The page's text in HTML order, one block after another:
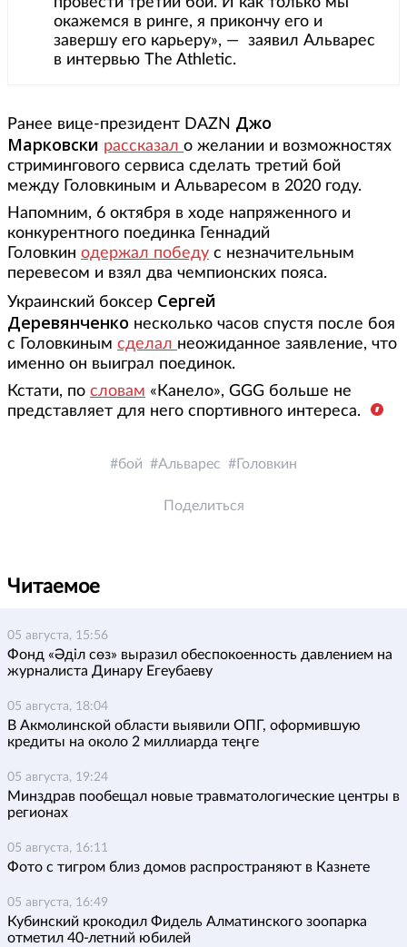
окажемся в ринге, я прикончу его и
завершу его карьеру», — заявил Альварес
в интервью The Athletic.
Ранее вице-президент DAZN Джо
Марковски рассказал о желании и возможностях
стримингового сервиса сделать третий бой
между Головкиным и Альваресом в 2020 году.
Напомним, 6 октября в ходе напряженного и
конкурентного поединка Геннадий
Головкин одержал победу с незначительным
перевесом и взял два чемпионских пояса.
Украинский боксер Сергей
Деревянченко несколько часов спустя после боя
с Головкиным сделал неожиданное заявление, что
именно он выиграл поединок.
Кстати, по словам «Канело», GGG больше не
представляет для него спортивного интереса.
бой Альварес Головкин
Поделиться
Читаемое
05 августа, 15:56
Фонд «Әділ сөз» выразил обеспокоенность давлением на
журналиста Динару Егеубаеву
05 августа, 18:04
В Акмолинской области выявили ОПГ, оформившую
кредиты на около 2 миллиарда теңге
05 августа, 19:24
Минздрав пообещал новые травматологические центры в
регионах
05 августа, 16:11
Фото с тигром близ домов распространяют в Казнете
05 августа, 16:49
Кубинский крокодил Фидель Алматинского зоопарка
отметил 40-летний юбилей